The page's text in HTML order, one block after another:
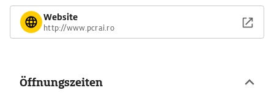
bietet das Besucherzentrum im Barsa-Mare-Tal, das nur ca. 1
km von der Ortsmitte Zarnestis entfernt liegt. Das
Besucherzentrum informiert auf einem Rundweg mit
und seiner Gesteinsformationen, liefert aber auch Infos zu
Website
http://www.pcrai.ro
Öffnungszeiten